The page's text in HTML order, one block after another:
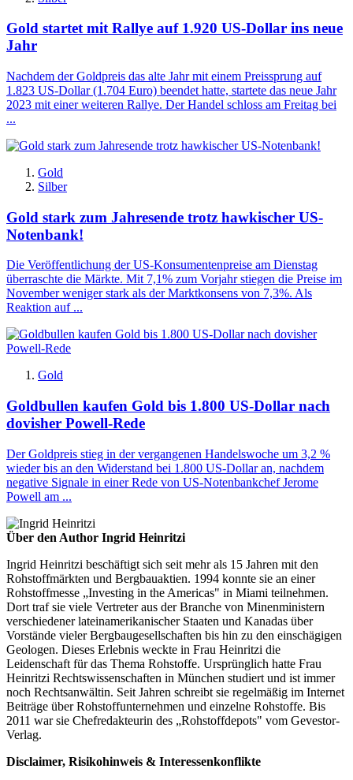
Gold startet mit Rallye auf 1.920 US-Dollar ins neue
Jahr
Nachdem der Goldpreis das alte Jahr mit einem Preissprung auf
1.823 US-Dollar (1.704 Euro) beendet hatte, startete das neue Jahr
2023 mit einer weiteren Rallye. Der Handel schloss am Freitag bei
...
Gold
Silber
Gold stark zum Jahresende trotz hawkischer US-
Notenbank!
Die Veröffentlichung der US-Konsumentenpreise am Dienstag
überraschte die Märkte. Mit 7,1% zum Vorjahr stiegen die Preise im
November weniger stark als der Marktkonsens von 7,3%. Als
Reaktion auf ...
Gold
Goldbullen kaufen Gold bis 1.800 US-Dollar nach
dovisher Powell-Rede
Der Goldpreis stieg in der vergangenen Handelswoche um 3,2 %
wieder bis an den Widerstand bei 1.800 US-Dollar an, nachdem
negative Signale in einer Rede von US-Notenbankchef Jerome
Powell am ...
Über den Author Ingrid Heinritzi
Ingrid Heinritzi beschäftigt sich seit mehr als 15 Jahren mit den
Rohstoffmärkten und Bergbauaktien. 1994 konnte sie an einer
Rohstoffmesse „Investing in the Americas" in Miami teilnehmen.
Dort traf sie viele Vertreter aus der Branche von Minenministern
verschiedener lateinamerikanischer Staaten und Kanadas über
Vorstände vieler Bergbaugesellschaften bis hin zu den einschägigen
Geologen. Dieses Erlebnis weckte in Frau Heinritzi die
Leidenschaft für das Thema Rohstoffe. Ursprünglich hatte Frau
Heinritzi Rechtswissenschaften in München studiert und ist immer
noch Rechtsanwältin. Seit Jahren schreibt sie regelmäßig im Internet
Beiträge über Rohstoffunternehmen und einzelne Rohstoffe. Bis
2011 war sie Chefredakteurin des „Rohstoffdepots" vom Gevestor-
Verlag.
Disclaimer, Risikohinweis & Interessenkonflikte